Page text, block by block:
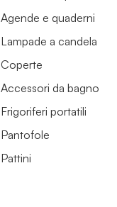
Agende e quaderni
Lampade a candela
Coperte
Accessori da bagno
Frigoriferi portatili
Pantofole
Pattini